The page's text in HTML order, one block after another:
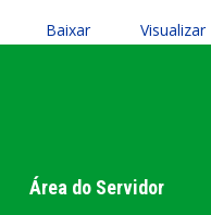
Baixar Visualizar
Área do Servidor